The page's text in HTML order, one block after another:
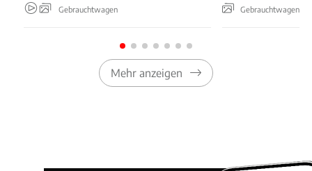
Gebrauchtwagen Gebrauchtwagen
Mehr anzeigen